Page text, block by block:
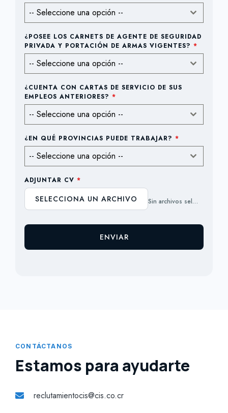
-- Seleccione una opción --
¿POSEE LOS CARNETS DE AGENTE DE SEGURIDAD
PRIVADA Y PORTACIÓN DE ARMAS VIGENTES? *
-- Seleccione una opción --
¿CUENTA CON CARTAS DE SERVICIO DE SUS
EMPLEOS ANTERIORES? *
-- Seleccione una opción --
¿EN QUÉ PROVINCIAS PUEDE TRABAJAR? *
-- Seleccione una opción --
ADJUNTAR CV *
SELECCIONA UN ARCHIVO Sin archivos seleccionados
ENVIAR
CONTÁCTANOS
Estamos para ayudarte
reclutamientocis@cis.co.cr